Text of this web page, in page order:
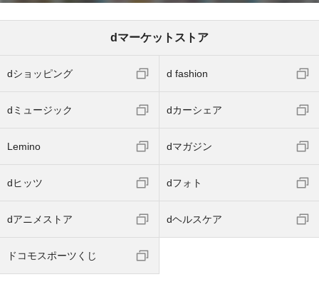
dマーケットストア
dショッピング d fashion
dミュージック dカーシェア
Lemino dマガジン
dヒッツ dフォト
dアニメストア dヘルスケア
ドコモスポーツくじ